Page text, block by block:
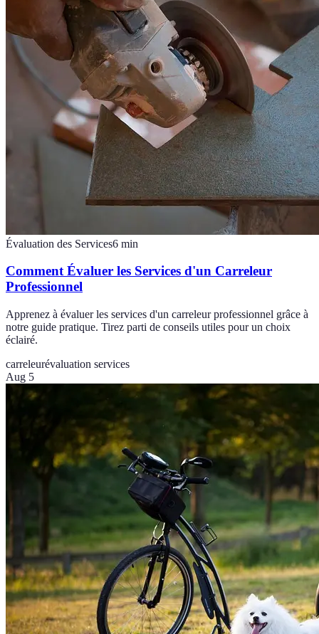
Évaluation des Services6 min
Comment Évaluer les Services d'un Carreleur
Professionnel
Apprenez à évaluer les services d'un carreleur professionnel grâce à
notre guide pratique. Tirez parti de conseils utiles pour un choix
éclairé.
carreleurévaluation services
Aug 5